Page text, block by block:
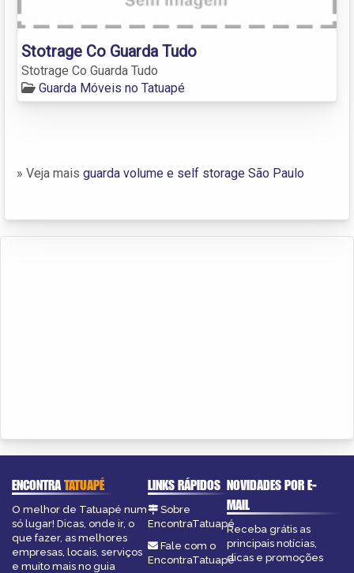
Stotrage Co Guarda Tudo
Stotrage Co Guarda Tudo
Guarda Móveis no Tatuapé
» Veja mais guarda volume e self storage São Paulo
ENCONTRATATUAPÉ
O melhor de Tatuapé num
só lugar! Dicas, onde ir, o
que fazer, as melhores
empresas, locais, serviços
e muito mais no guia
LINKS RÁPIDOS
Sobre
EncontraTatuapé
Fale com o
EncontraTatuapé
NOVIDADES POR E-
MAIL
Receba grátis as
principais notícias,
dicas e promoções